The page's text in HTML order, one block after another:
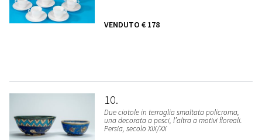
VENDUTO € 178
10
Due ciotole in terraglia smaltata policroma,
una decorata a pesci, l’altra a motivi floreali.
Persia, secolo XIX/XX